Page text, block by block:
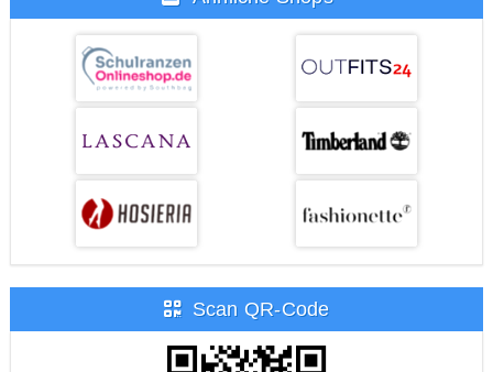
Scan QR-Code